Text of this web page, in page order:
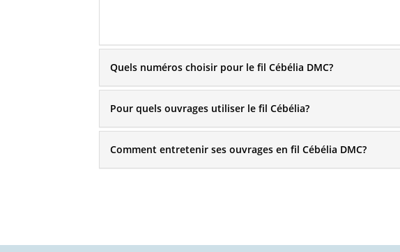
Quels numéros choisir pour le fil Cébélia DMC?
Pour quels ouvrages utiliser le fil Cébélia?
Comment entretenir ses ouvrages en fil Cébélia DMC?